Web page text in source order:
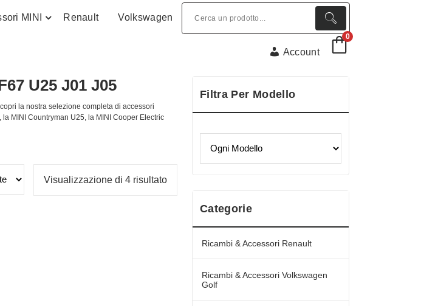
MINI Renault Volkswagen
Account
0
U25 J01 J05
la nostra selezione completa di accessori
MINI Countryman U25, la MINI Cooper Electric
Visualizzazione di 4 risultatoOrdina
Filtra Per Modello
Categorie
Ricambi & Accessori Renault
Ricambi & Accessori Volkswagen
Golf